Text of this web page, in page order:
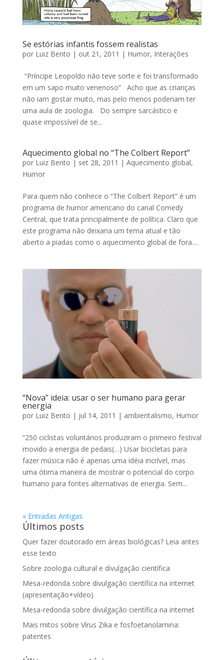
Se estórias infantis fossem realistas
por Luiz Bento | out 21, 2011 | Humor, Interações
“Príncipe Leopoldo não teve sorte e foi transformado
em um sapo muito venenoso” Acho que as crianças
não iam gostar muito, mas pelo menos poderiam ter
uma aula de zoologia. Do sempre sarcástico e
quase impossível de se...
Aquecimento global no “The Colbert Report”
por Luiz Bento | set 28, 2011 | Aquecimento global,
Humor
Para quem não conhece o “The Colbert Report” é um
programa de humor americano do canal Comedy
Central, que trata principalmente de política. Claro que
este programa não deixaria um tema atual e tão
aberto a piadas como o aquecimento global de fora....
“Nova” ideia: usar o ser humano para gerar
energia
por Luiz Bento | jul 14, 2011 | ambientalismo, Humor
“250 ciclistas voluntários produziram o primeiro festival
movido a energia de pedais(…) Usar bicicletas para
fazer música não é apenas uma idéia incrível, mas
uma ótima maneira de mostrar o potencial do corpo
humano para fontes alternativas de energia. Sem...
« Entradas Antigas
Últimos posts
Quer fazer doutorado em áreas biológicas? Leia antes
esse texto
Sobre zoologia cultural e divulgação científica
Mesa-redonda sobre divulgação científica na internet
(apresentação+vídeo)
Mesa-redonda sobre divulgação científica na internet
Mais mitos sobre Vírus Zika e fosfoetanolamina:
patentes